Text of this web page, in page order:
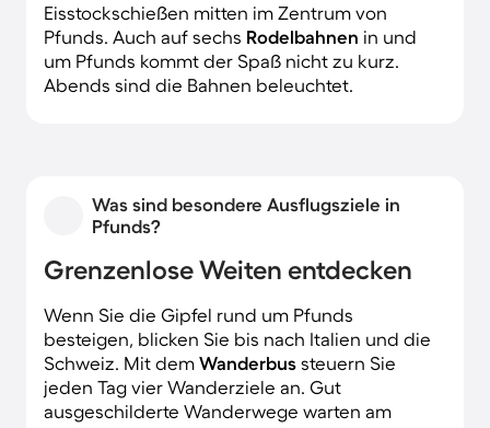
Eisstockschießen mitten im Zentrum von
Pfunds. Auch auf sechs Rodelbahnen in und
um Pfunds kommt der Spaß nicht zu kurz.
Abends sind die Bahnen beleuchtet.
Was sind besondere Ausflugsziele in
Pfunds?
Grenzenlose Weiten entdecken
Wenn Sie die Gipfel rund um Pfunds
besteigen, blicken Sie bis nach Italien und die
Schweiz. Mit dem Wanderbus steuern Sie
jeden Tag vier Wanderziele an. Gut
ausgeschilderte Wanderwege warten am